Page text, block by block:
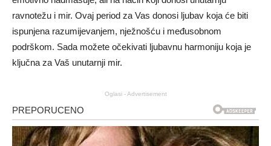
ravnotežu i mir. Ovaj period za Vas donosi ljubav koja će biti
ispunjena razumijevanjem, nježnošću i međusobnom
podrškom. Sada možete očekivati ljubavnu harmoniju koja je
ključna za Vaš unutarnji mir.
Oglasi - Advertisement